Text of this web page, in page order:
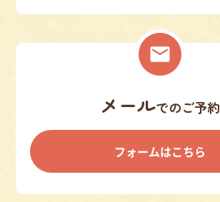
メールでのご予約
フォームはこちら